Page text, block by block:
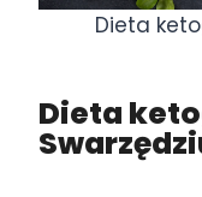
Dieta
Dieta